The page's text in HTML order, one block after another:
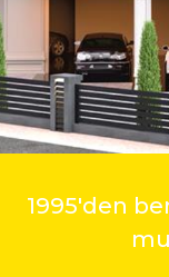
1995'den